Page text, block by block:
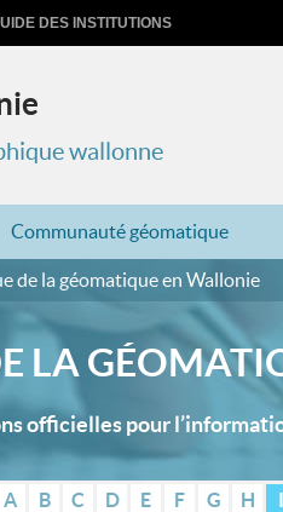
DES INSTITUTIONS
wallonne
Communauté géomatique
de la géomatique en Wallonie
LA
officielles pour
A B C D E F G H I